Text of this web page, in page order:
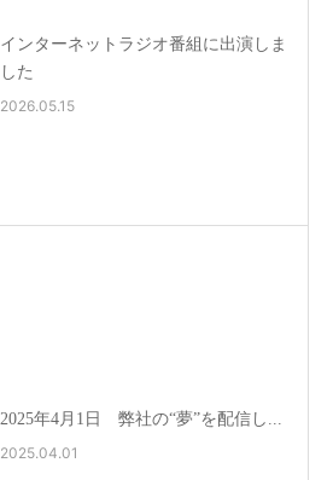
インターネットラジオ番組に出演しま
した
2026.05.15
2025年4月1日 弊社の“夢”を配信し...
2025.04.01